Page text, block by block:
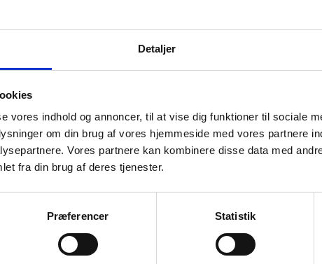
Detaljer
vores indhold og annoncer, til at vise dig funktioner til sociale
om din brug af vores hjemmeside med vores partnere
Vores partnere kan kombinere disse data med
fra din brug af deres tjenester.
Præferencer Statistik
Vurderet af Darut
han snakker om og kan vejlede os kunder”
Vurderet af
vores anbefalinger.”
Vurderet af anonym
sjælden positiv fantastisk oplevelse, som jeg sent vil glemme!